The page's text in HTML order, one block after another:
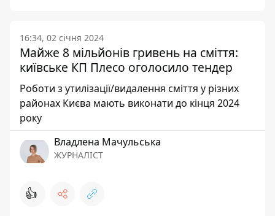
16:34, 02 січня 2024
Майже 8 мільйонів гривень на сміття:
київське КП Плесо оголосило тендер
Роботи з утилізації/видалення сміття у різних
районах Києва мають виконати до кінця 2024
року
Владлена Мачульська
ЖУРНАЛІСТ
👍